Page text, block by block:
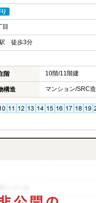
目
徒歩3分
階 10階/11階建
構造 マンション/SRC造